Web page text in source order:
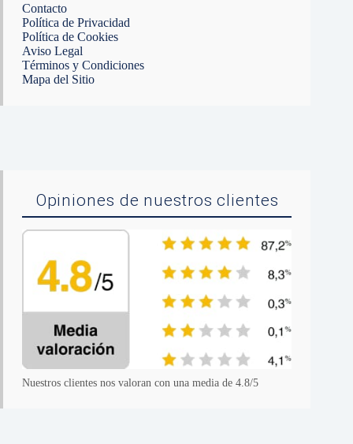
Contacto
Política de Privacidad
Política de Cookies
Aviso Legal
Términos y Condiciones
Mapa del Sitio
Opiniones de nuestros clientes
Nuestros clientes nos valoran con una media de 4.8/5